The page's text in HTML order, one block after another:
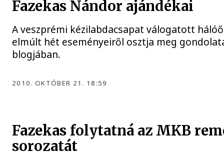
Fazekas Nándor ajándékai
A veszprémi kézilabdacsapat válogatott
elmúlt hét eseményeiről osztja meg
blogjában.
2010. OKTÓBER 21. 18:59
Fazekas folytatná az MKB
sorozatát